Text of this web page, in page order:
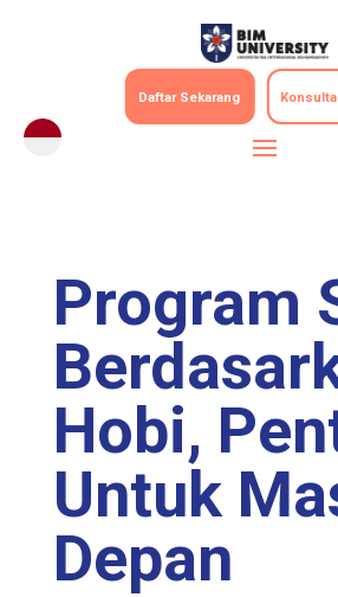
Daftar Sekarang
Program
Hobi,
Untuk
Depan